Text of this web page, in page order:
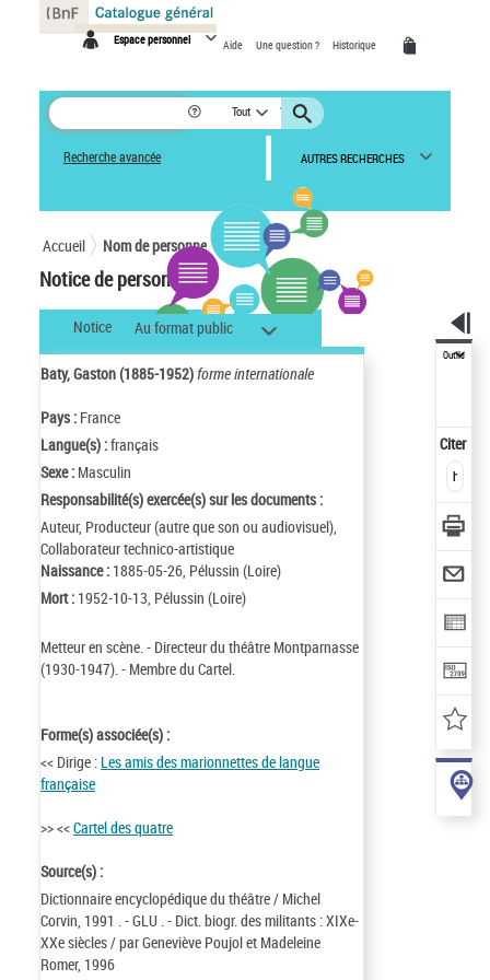
Espace personnel Aide Une question ? Historique
Tout
Recherche avancée AUTRES RECHERCHES
Accueil Nom de personne
Notice de personne
Notice Au format public
Baty, Gaston (1885-1952)forme internationale
Pays : France
Langue(s) :français
Sexe : Masculin
Responsabilité(s) exercée(s) sur les documents :
Auteur, Producteur (autre que son ou audiovisuel),
Collaborateur technico-artistique
Naissance : 1885-05-26, Pélussin (Loire)
Mort : 1952-10-13, Pélussin (Loire)
Metteur en scène. - Directeur du théâtre Montparnasse
(1930-1947). - Membre du Cartel.
Forme(s) associée(s) :
<< Dirige : Les amis des marionnettes de langue
française
>> <<Cartel des quatre
Source(s) :
Dictionnaire encyclopédique du théâtre / Michel
Corvin, 1991 . - GLU . - Dict. biogr. des militants : XIXe-
XXe siècles / par Geneviève Poujol et Madeleine
Romer, 1996
Outils
Citer
Panneau de gestion des cookies